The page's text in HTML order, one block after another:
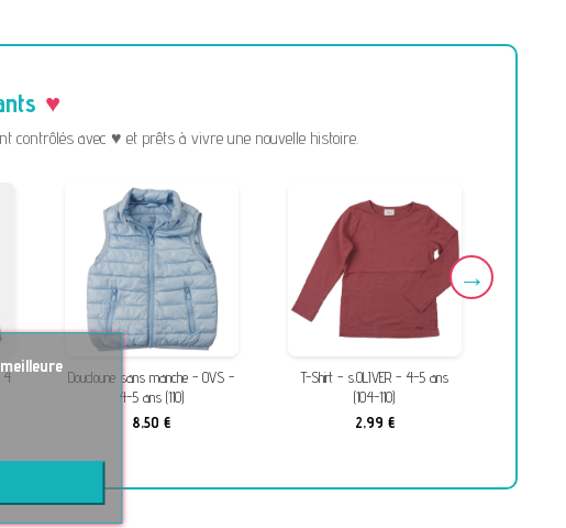
contrôlés avec ♥ et prêts à vivre une nouvelle histoire.
Doudoune sans manche - OVS -
4-5 ans (110)
8,50 €
T-Shirt - s.OLIVER - 4-5 ans
(104-110)
2,99 €